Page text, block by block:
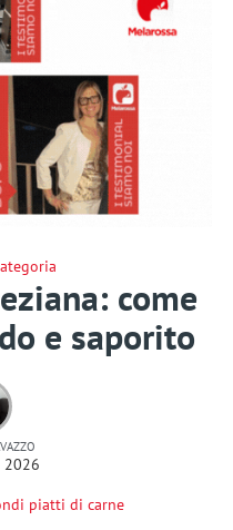
come
e saporito
2026
piatti di carne